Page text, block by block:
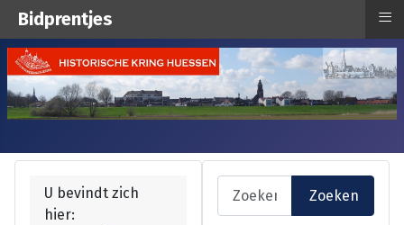
U bevindt zich
hier:
Zoeken
Zoeken
Bidprentjes ≡